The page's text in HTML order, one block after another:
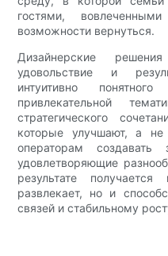
гостями,
возможности вернуться.
Дизайнерские
удовольствие и
интуитивно
привлекательной
стратегического
которые улучшают, а не
операторам создавать
удовлетворяющие
результате
развлекает, но и
связей и стабильному